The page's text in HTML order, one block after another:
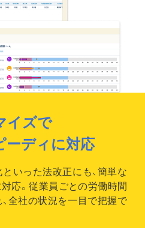
イズで
ーディに対応
いった法改正にも、簡単な
応。従業員ごとの労働時間
全社の状況を一目で把握で